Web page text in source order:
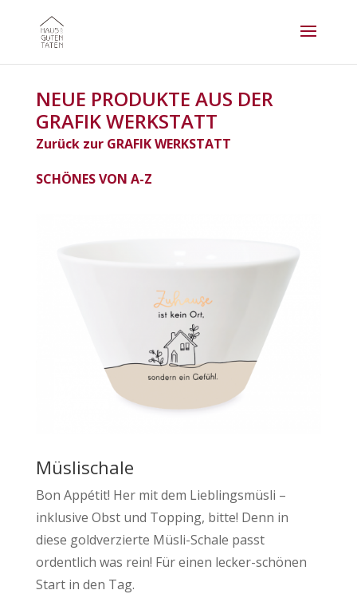
NEUE PRODUKTE AUS DER
GRAFIK WERKSTATT
Zurück zur GRAFIK WERKSTATT
SCHÖNES VON A-Z
Müslischale
Bon Appétit! Her mit dem Lieblingsmüsli –
inklusive Obst und Topping, bitte! Denn in
diese goldverzierte Müsli-Schale passt
ordentlich was rein! Für einen lecker-schönen
Start in den Tag.